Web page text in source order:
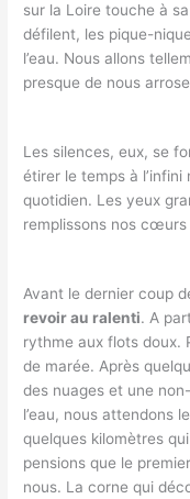
sur la Loire touche à
défilent, les pique-
l’eau. Nous allons
presque de nous
Les silences, eux, se
étirer le temps à
quotidien. Les yeux
remplissons nos
Avant le dernier coup
revoir au ralenti. A
rythme aux flots doux.
de marée. Après
des nuages et une
l’eau, nous attendons
quelques kilomètres
pensions que le
nous. La corne qui